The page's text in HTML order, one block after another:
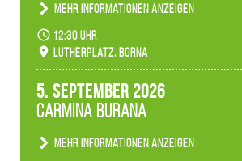
Mehr Informationen anzeigen
Anlässlicher der 775-Jahrfeier der
spielen wir noch einmal unser
Jukeboxprogramm zum Stadtfest.
12:30 Uhr
Lutherplatz, Borna
5. September 2026
Carmina Burana
Mehr Informationen anzeigen